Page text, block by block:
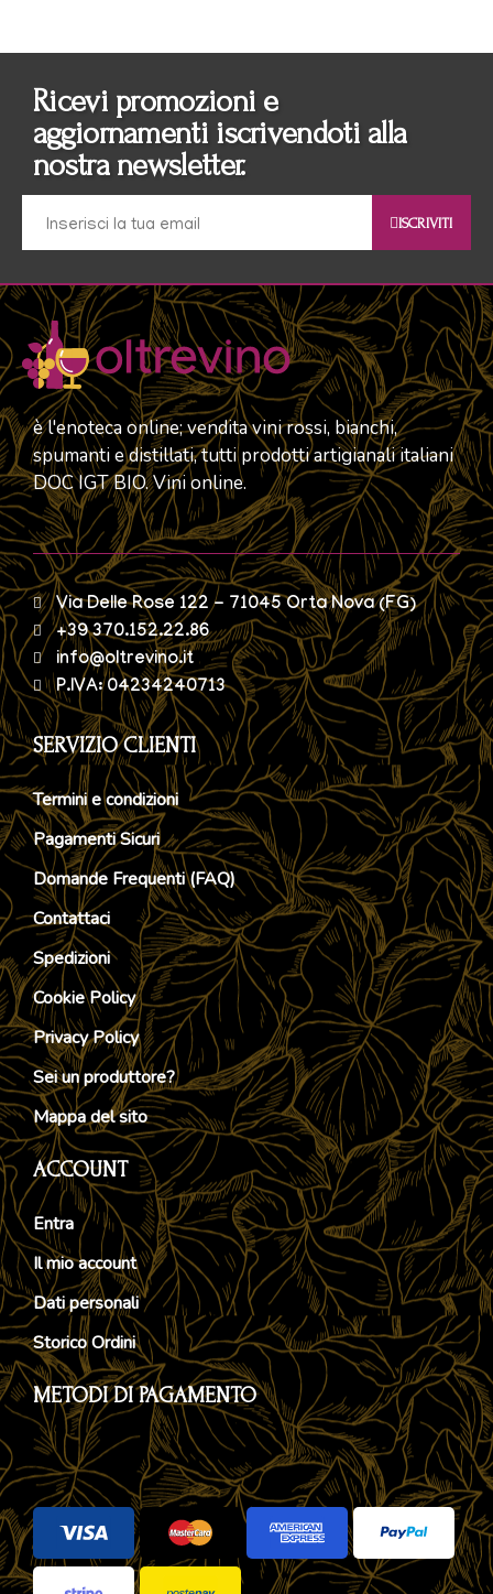
Ricevi promozioni e
aggiornamenti iscrivendoti alla
nostra newsletter.
ISCRIVITI
è l'enoteca online; vendita vini rossi, bianchi,
spumanti e distillati, tutti prodotti artigianali italiani
DOC IGT BIO. Vini online.
Via Delle Rose 122 - 71045 Orta Nova (FG)
+39 370.152.22.86
info@oltrevino.it
P.IVA: 04234240713
SERVIZIO CLIENTI
Termini e condizioni
Pagamenti Sicuri
Domande Frequenti (FAQ)
Contattaci
Spedizioni
Cookie Policy
Privacy Policy
Sei un produttore?
Mappa del sito
ACCOUNT
Entra
Il mio account
Dati personali
Storico Ordini
METODI DI PAGAMENTO